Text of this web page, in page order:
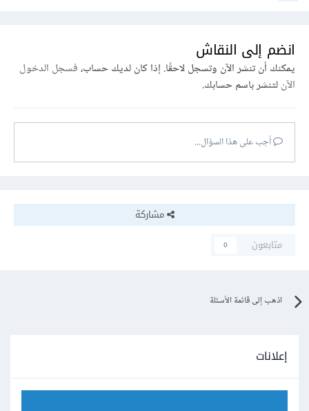
انضم إلى النقاش
يمكنك أن تنشر الآن وتسجل لاحقًا. إذا كان لديك حساب،فسجل الدخول
الآنلتنشر باسم حسابك.
أجب على هذا السؤال...
مشاركة
متابعون
0
اذهب إلى قائمة الأسئلة
إعلانات